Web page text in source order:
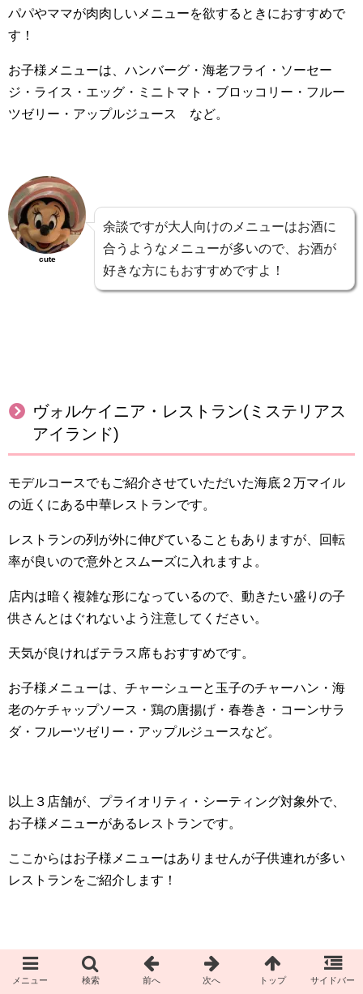
パパやママが肉肉しいメニューを欲するときにおすすめで
す！
お子様メニューは、ハンバーグ・海老フライ・ソーセー
ジ・ライス・エッグ・ミニトマト・ブロッコリー・フルー
ツゼリー・アップルジュース など。
cute
余談ですが大人向けのメニューはお酒に
合うようなメニューが多いので、お酒が
好きな方にもおすすめですよ！
ヴォルケイニア・レストラン(ミステリアス
アイランド)
モデルコースでもご紹介させていただいた海底２万マイル
の近くにある中華レストランです。
レストランの列が外に伸びていることもありますが、回転
率が良いので意外とスムーズに入れますよ。
店内は暗く複雑な形になっているので、動きたい盛りの子
供さんとはぐれないよう注意してください。
天気が良ければテラス席もおすすめです。
お子様メニューは、チャーシューと玉子のチャーハン・海
老のケチャップソース・鶏の唐揚げ・春巻き・コーンサラ
ダ・フルーツゼリー・アップルジュースなど。
以上３店舗が、プライオリティ・シーティング対象外で、
お子様メニューがあるレストランです。
ここからはお子様メニューはありませんが子供連れが多い
レストランをご紹介します！